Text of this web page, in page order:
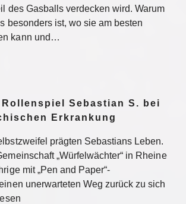
des Gasballs verdecken wird. Warum
besonders ist, wo sie am besten
kann und…
Sebastian S. bei
Erkrankung
prägten Sebastians Leben.
„Würfelwächter“ in Rheine
mit „Pen and Paper“-
unerwarteten Weg zurück zu sich